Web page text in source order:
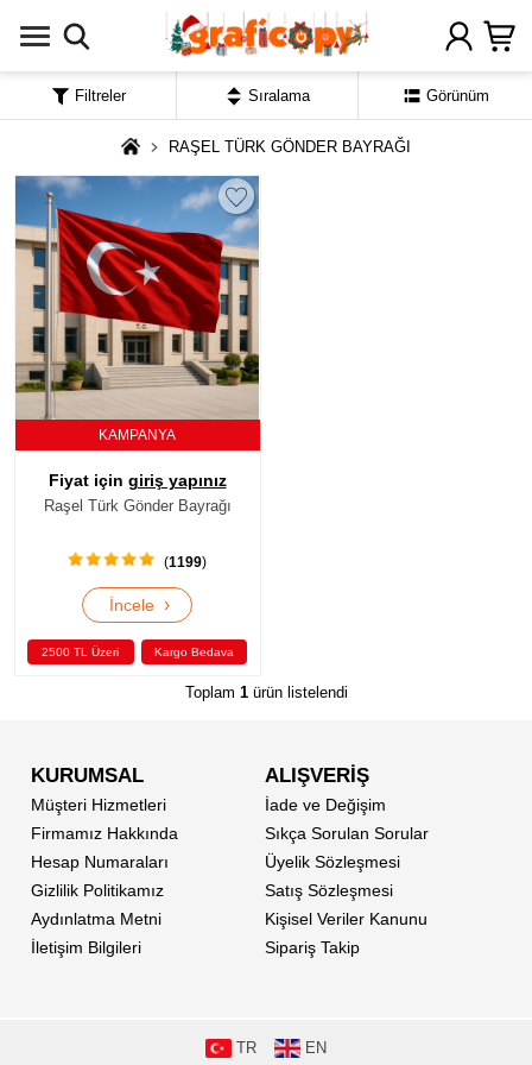
RAŞEL TÜRK GÖNDER BAYRAĞI
KAMPANYA
Fiyat için giriş yapınız
Raşel Türk Gönder Bayrağı
(1199)
İncele ›
2500 TL Üzeri Kargo Bedava
Toplam 1ürün listelendi
KURUMSAL
Müşteri Hizmetleri
Firmamız Hakkında
Hesap Numaraları
Gizlilik Politikamız
Aydınlatma Metni
İletişim Bilgileri
ALIŞVERİŞ
İade ve Değişim
Sıkça Sorulan Sorular
Üyelik Sözleşmesi
Satış Sözleşmesi
Kişisel Veriler Kanunu
Sipariş Takip
TR EN
Filtreler Sıralama Görünüm